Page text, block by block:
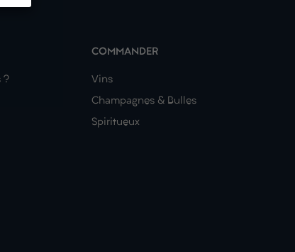
?
COMMANDER
Vins
Champagnes & Bulles
Spiritueux